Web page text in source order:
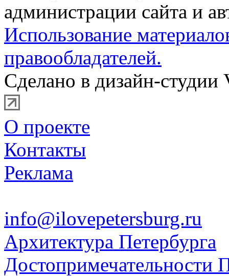
администрации сайта и
Использование
правообладателей.
Сделано в дизайн-студии
О проекте
Контакты
Реклама
info@ilovepetersburg.ru
Архитектура Петербурга
Достопримечательности